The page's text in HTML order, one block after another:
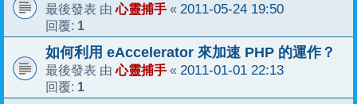
最後發表 由心靈捕手 « 2011-05-24 19:50
回覆: 1
如何利用 eAccelerator 來加速 PHP 的運作？
最後發表 由心靈捕手 « 2011-01-01 22:13
回覆: 1